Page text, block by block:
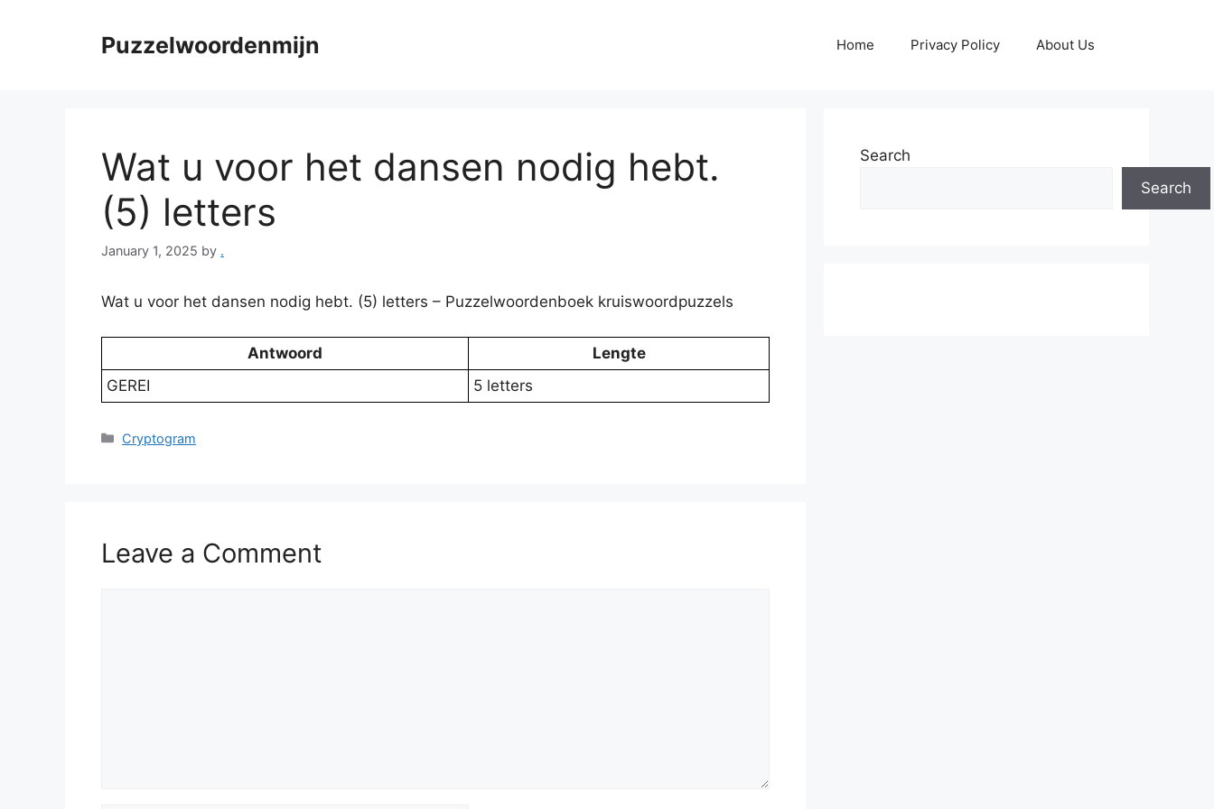
Puzzelwoordenmijn Home Privacy Policy About Us
Wat u voor het dansen nodig hebt.
(5) letters
January 1, 2025 by .
Wat u voor het dansen nodig hebt. (5) letters – Puzzelwoordenboek kruiswoordpuzzels
Antwoord
Lengte
GEREI
5 letters
Categories
Cryptogram
Leave a Comment
Search
Search